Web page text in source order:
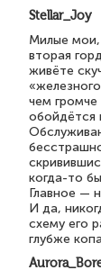
Stellar_Joy
Милые
вторая
живёте
чем
обойдётся
когда-то
Главное —
И да,
схему его
глубже